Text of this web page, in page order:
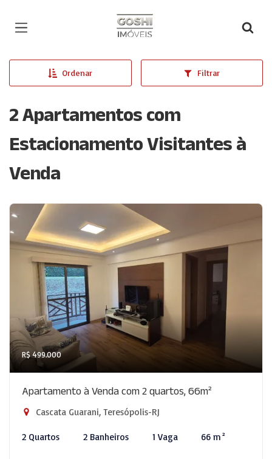
Página inicial
Ordenar Filtrar
2 Apartamentos com
Estacionamento Visitantes à
Venda
R$ 499.000
Apartamento à Venda com 2 quartos, 66m²
Cascata Guarani, Teresópolis-RJ
2 Quartos 2 Banheiros 1 Vaga 66 m²